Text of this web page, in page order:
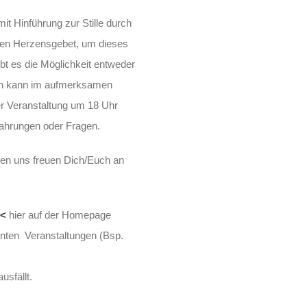
Hinführung zur Stille durch
Herzensgebet, um dieses
es die Möglichkeit entweder
kann im aufmerksamen
Veranstaltung um 18 Uhr
oder Fragen.
uns freuen Dich/Euch an
hier auf der Homepage
Veranstaltungen (Bsp.